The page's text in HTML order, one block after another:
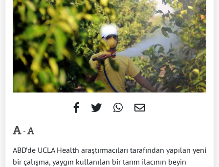
-
ABD’de UCLA Health araştırmacıları tarafından yapılan yeni
bir çalışma, yaygın kullanılan bir tarım ilacının beyin